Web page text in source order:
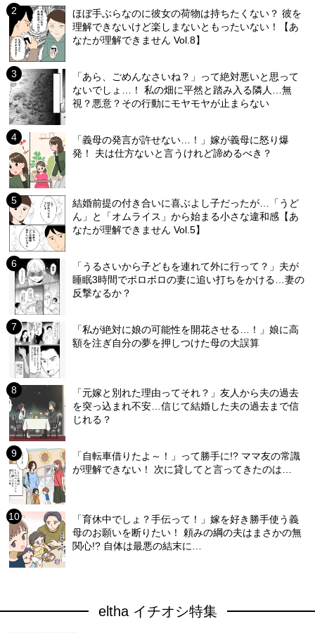
ほぼ手ぶらなのに彼女の荷物は持ちたくない？ 彼を
理解できないけど楽しまないともったいない！【あ
なたが理解できません Vol.8】
「あら、ごめんなさいね？」って絶対悪いと思って
ないでしょ…！ 私の畑に平然と踏み入る隣人…無
視？悪意？その行動にモヤモヤが止まらない
「義母の発言が許せない…！」嫁が義母に怒り爆
発！ 夫は仕方ないと言うけれど諦めるべき？
結婚前提の付き合いに喜ぶよし子だったが…「うど
ん」と「オムライス」から始まる小さな違和感【あ
なたが理解できません Vol.5】
「うるさいから子どもを連れて外に行って？」夫が
睡眠3時間でボロボロの妻に追い打ちをかける…妻の
反撃なるか？
「私が絶対に娘の可能性を開花させる…！」娘に高
額を注ぎ自分の夢を押しつけた母の大誤算
「元嫁と別れた理由ってそれ？」友人から夫の過去
を突っ込まれ不安…信じて結婚した夫の過去まで信
じれる？
「自転車借りたよ～！」って勝手に!? ママ友の常識
が理解できない！ 次に貸してと言ってきたのは…
「育休中でしょ？手伝って！」嫁を好き勝手使う義
母のお願いを断りたい！ 頼みの綱の夫はまさかの無
関心!? 自体は最悪の結末に…
eltha イチオシ特集